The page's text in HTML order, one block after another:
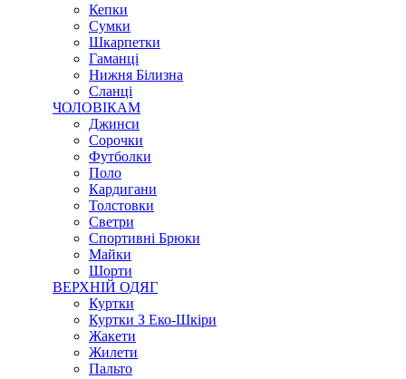
Кепки
Сумки
Шкарпетки
Гаманці
Нижня Білизна
Сланці
ЧОЛОВІКАМ
Джинси
Сорочки
Футболки
Поло
Кардигани
Толстовки
Светри
Спортивні Брюки
Майки
Шорти
ВЕРХНІЙ ОДЯГ
Куртки
Куртки З Еко-Шкіри
Жакети
Жилети
Пальто